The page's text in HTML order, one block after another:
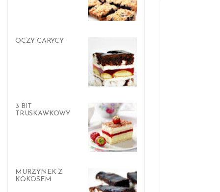
OCZY CARYCY
3 BIT
TRUSKAWKOWY
MURZYNEK Z
KOKOSEM